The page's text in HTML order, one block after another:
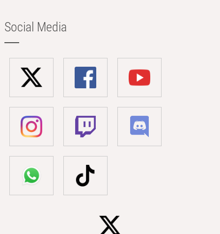
Social Media